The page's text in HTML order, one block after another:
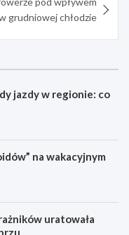
grudniowej chłodzie
jazdy w regionie: co
na wakacyjnym
uratowała